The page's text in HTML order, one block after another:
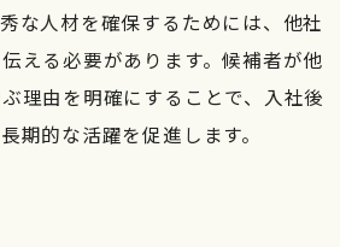
な人材を確保するためには、他社
える必要があります。候補者が他
理由を明確にすることで、入社後
期的な活躍を促進します。